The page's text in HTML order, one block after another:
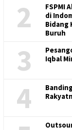
2
FSPMI
di
Bidang
Buruh
3
Iqbal
4